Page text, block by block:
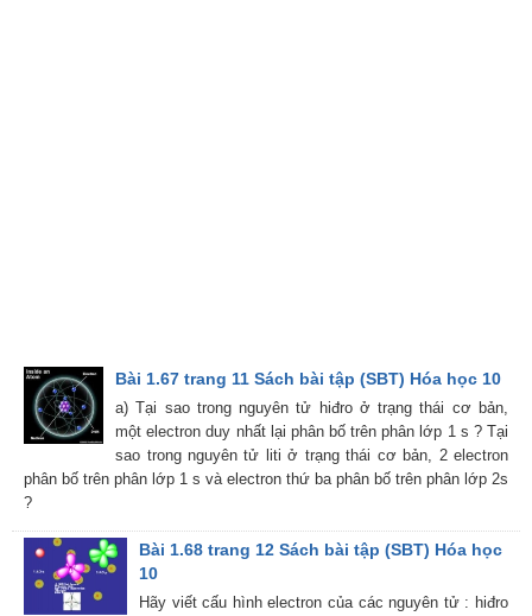
Bài 1.67 trang 11 Sách bài tập (SBT) Hóa học 10
a) Tại sao trong nguyên tử hiđro ở trạng thái cơ bản,
một electron duy nhất lại phân bố trên phân lớp 1 s ? Tại
sao trong nguyên tử liti ở trạng thái cơ bản, 2 electron
phân bố trên phân lớp 1 s và electron thứ ba phân bố trên phân lớp 2s
?
Bài 1.68 trang 12 Sách bài tập (SBT) Hóa học
10
Hãy viết cấu hình electron của các nguyên tử : hiđro